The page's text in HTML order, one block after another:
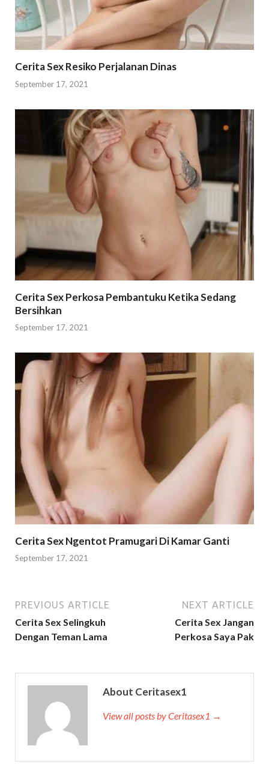
Cerita Sex Resiko Perjalanan Dinas
September 17, 2021
Cerita Sex Perkosa Pembantuku Ketika Sedang
Bersihkan
September 17, 2021
Cerita Sex Ngentot Pramugari Di Kamar Ganti
September 17, 2021
PREVIOUS ARTICLE
Cerita Sex Selingkuh
Dengan Teman Lama
NEXT ARTICLE
Cerita Sex Jangan
Perkosa Saya Pak
About Ceritasex1
View all posts by Ceritasex1 →